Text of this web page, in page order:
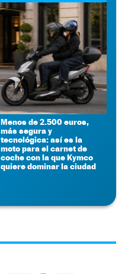
Menos de 2.500 euros,
más segura y
tecnológica: así es la
moto para el carnet de
coche con la que Kymco
quiere dominar la ciudad